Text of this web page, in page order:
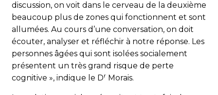
discussion, on voit dans le cerveau de la deuxième
beaucoup plus de zones qui fonctionnent et sont
allumées. Au cours d’une conversation, on doit
écouter, analyser et réfléchir à notre réponse. Les
personnes âgées qui sont isolées socialement
présentent un très grand risque de perte
cognitive », indique le Dr Morais.